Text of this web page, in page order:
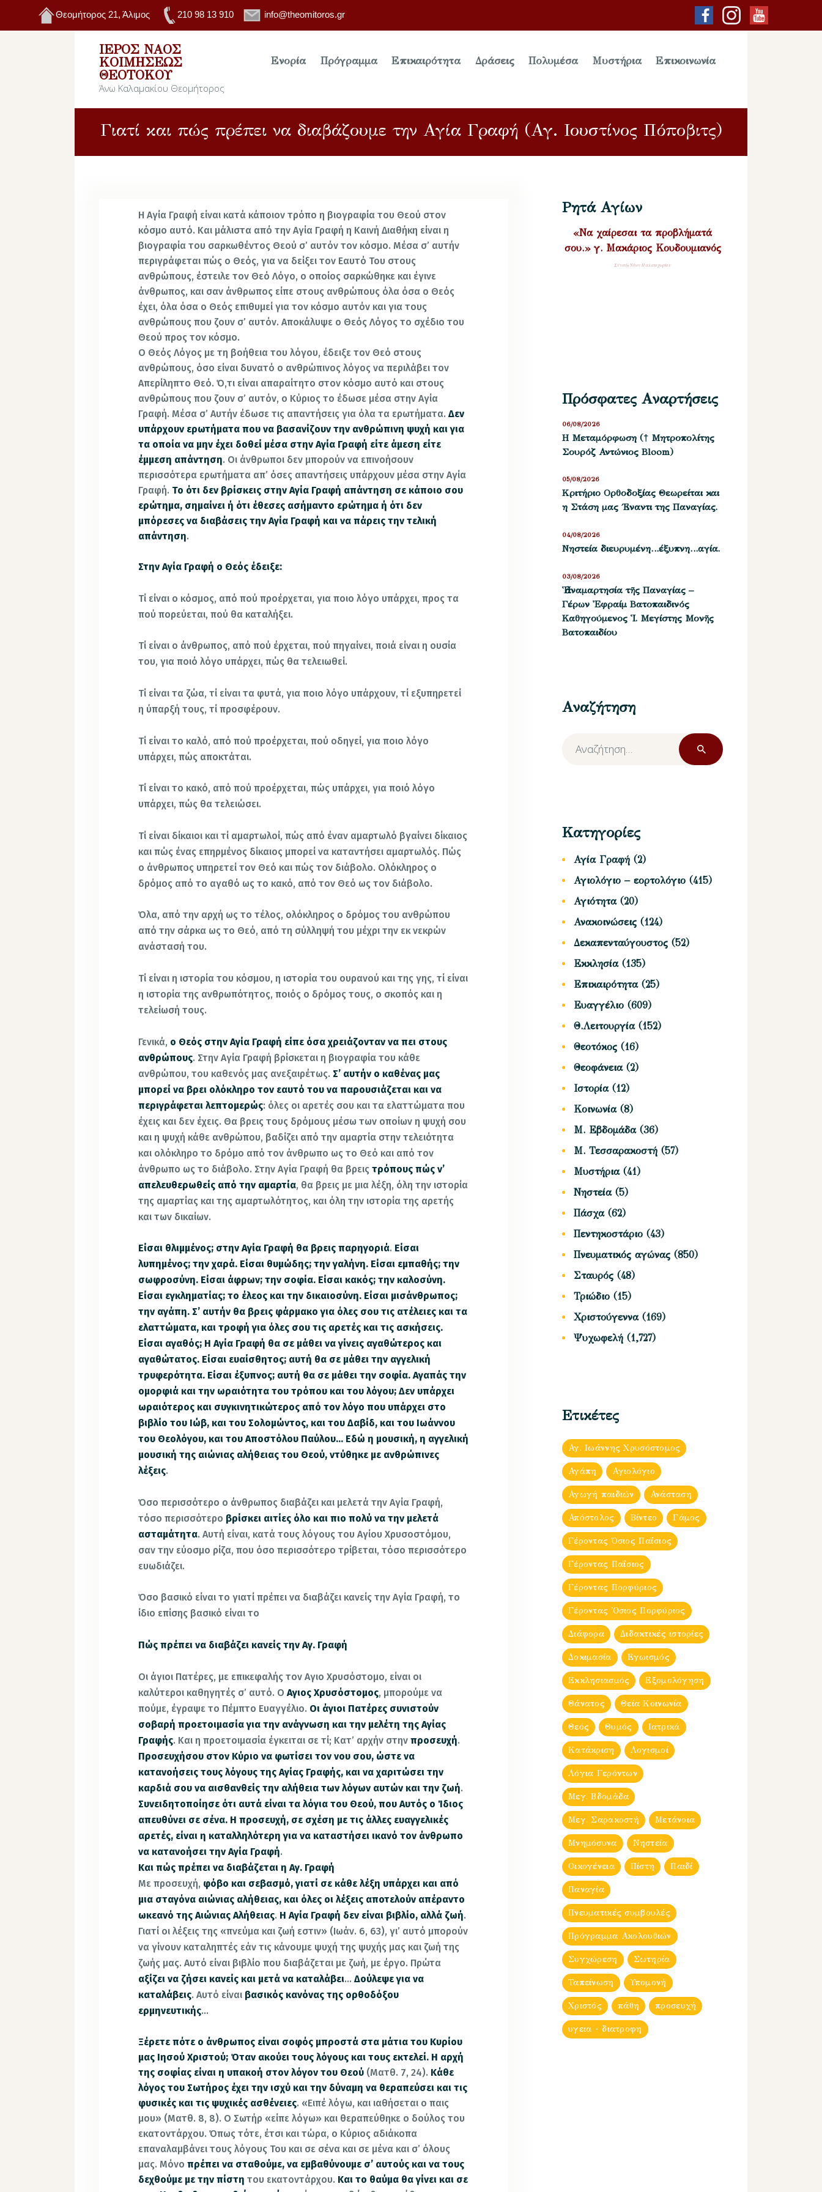
Θεομήτορος 21, Άλιμος 210 98 13 910 info@theomitoros.gr
ΙΕΡΌΣ ΝΑΌΣ
ΚΟΙΜΉΣΕΩΣ
ΘΕΟΤΌΚΟΥ
Άνω Καλαμακίου Θεομήτορος
Ενορία Πρόγραμμα Επικαιρότητα Δράσεις Πολυμέσα Μυστήρια Επικοινωνία
Γιατί και πώς πρέπει να διαβάζουμε την Αγία Γραφή (Αγ. Ιουστίνος Πόποβιτς)
Η Αγία Γραφή είναι κατά κάποιον τρόπο η βιογραφία του Θεού στον
κόσμο αυτό. Και μάλιστα από την Αγία Γραφή η Καινή Διαθήκη είναι η
βιογραφία του σαρκωθέντος Θεού σ’ αυτόν τον κόσμο. Μέσα σ’ αυτήν
περιγράφεται πώς ο Θεός, για να δείξει τον Εαυτό Του στους
ανθρώπους, έστειλε τον Θεό Λόγο, ο οποίος σαρκώθηκε και έγινε
άνθρωπος, και σαν άνθρωπος είπε στους ανθρώπους όλα όσα ο Θεός
έχει, όλα όσα ο Θεός επιθυμεί για τον κόσμο αυτόν και για τους
ανθρώπους που ζουν σ’ αυτόν. Αποκάλυψε ο Θεός Λόγος το σχέδιο του
Θεού προς τον κόσμο.
Ο Θεός Λόγος με τη βοήθεια του λόγου, έδειξε τον Θεό στους
ανθρώπους, όσο είναι δυνατό ο ανθρώπινος λόγος να περιλάβει τον
Απερίληπτο Θεό. Ό,τι είναι απαραίτητο στον κόσμο αυτό και στους
ανθρώπους που ζουν σ’ αυτόν, ο Κύριος το έδωσε μέσα στην Αγία
Γραφή. Μέσα σ’ Αυτήν έδωσε τις απαντήσεις για όλα τα ερωτήματα.Δεν
υπάρχουν ερωτήματα που να βασανίζουν την ανθρώπινη ψυχή και για
τα οποία να μην έχει δοθεί μέσα στην Αγία Γραφή είτε άμεση είτε
έμμεση απάντηση. Οι άνθρωποι δεν μπορούν να επινοήσουν
περισσότερα ερωτήματα απ’ όσες απαντήσεις υπάρχουν μέσα στην Αγία
Γραφή. Το ότι δεν βρίσκεις στην Αγία Γραφή απάντηση σε κάποιο σου
ερώτημα, σημαίνει ή ότι έθεσες ασήμαντο ερώτημα ή ότι δεν
μπόρεσες να διαβάσεις την Αγία Γραφή και να πάρεις την τελική
απάντηση.
Στην Αγία Γραφή ο Θεός έδειξε:
Τί είναι ο κόσμος, από πού προέρχεται, για ποιο λόγο υπάρχει, προς τα
πού πορεύεται, πού θα καταλήξει.
Τί είναι ο άνθρωπος, από πού έρχεται, πού πηγαίνει, ποιά είναι η ουσία
του, για ποιό λόγο υπάρχει, πώς θα τελειωθεί.
Τί είναι τα ζώα, τί είναι τα φυτά, για ποιο λόγο υπάρχουν, τί εξυπηρετεί
η ύπαρξή τους, τί προσφέρουν.
Τί είναι το καλό, από πού προέρχεται, πού οδηγεί, για ποιο λόγο
υπάρχει, πώς αποκτάται.
Τί είναι το κακό, από πού προέρχεται, πώς υπάρχει, για ποιό λόγο
υπάρχει, πώς θα τελειώσει.
Τί είναι δίκαιοι και τί αμαρτωλοί, πώς από έναν αμαρτωλό βγαίνει δίκαιος
και πώς ένας επηρμένος δίκαιος μπορεί να καταντήσει αμαρτωλός. Πώς
ο άνθρωπος υπηρετεί τον Θεό και πώς τον διάβολο. Ολόκληρος ο
δρόμος από το αγαθό ως το κακό, από τον Θεό ως τον διάβολο.
Όλα, από την αρχή ως το τέλος, ολόκληρος ο δρόμος του ανθρώπου
από την σάρκα ως το Θεό, από τη σύλληψή του μέχρι την εκ νεκρών
ανάστασή του.
Τί είναι η ιστορία του κόσμου, η ιστορία του ουρανού και της γης, τί είναι
η ιστορία της ανθρωπότητος, ποιός ο δρόμος τους, ο σκοπός και η
τελείωσή τους.
Γενικά, ο Θεός στην Αγία Γραφή είπε όσα χρειάζονταν να πει στους
ανθρώπους. Στην Αγία Γραφή βρίσκεται η βιογραφία του κάθε
ανθρώπου, του καθενός μας ανεξαιρέτως. Σ’ αυτήν ο καθένας μας
μπορεί να βρει ολόκληρο τον εαυτό του να παρουσιάζεται και να
περιγράφεται λεπτομερώς: όλες οι αρετές σου και τα ελαττώματα που
έχεις και δεν έχεις. Θα βρεις τους δρόμους μέσω των οποίων η ψυχή σου
και η ψυχή κάθε ανθρώπου, βαδίζει από την αμαρτία στην τελειότητα
και ολόκληρο το δρόμο από τον άνθρωπο ως το Θεό και από τον
άνθρωπο ως το διάβολο. Στην Αγία Γραφή θα βρειςτρόπους πώς ν’
απελευθερωθείς από την αμαρτία, θα βρεις με μια λέξη, όλη την ιστορία
της αμαρτίας και της αμαρτωλότητος, και όλη την ιστορία της αρετής
και των δικαίων.
Είσαι θλιμμένος; στην Αγία Γραφή θα βρεις παρηγοριά. Είσαι
λυπημένος; την χαρά. Είσαι θυμώδης; την γαλήνη. Είσαι εμπαθής; την
σωφροσύνη. Είσαι άφρων; την σοφία. Είσαι κακός; την καλοσύνη.
Είσαι εγκληματίας; το έλεος και την δικαιοσύνη. Είσαι μισάνθρωπος;
την αγάπη. Σ’ αυτήν θα βρεις φάρμακο για όλες σου τις ατέλειες και τα
ελαττώματα, και τροφή για όλες σου τις αρετές και τις ασκήσεις.
Είσαι αγαθός; Η Αγία Γραφή θα σε μάθει να γίνεις αγαθώτερος και
αγαθώτατος. Είσαι ευαίσθητος; αυτή θα σε μάθει την αγγελική
τρυφερότητα. Είσαι έξυπνος; αυτή θα σε μάθει την σοφία. Αγαπάς την
ομορφιά και την ωραιότητα του τρόπου και του λόγου; Δεν υπάρχει
ωραιότερος και συγκινητικώτερος από τον λόγο που υπάρχει στο
βιβλίο του Ιώβ, και του Σολομώντος, και του Δαβίδ, και του Ιωάννου
του Θεολόγου, και του Αποστόλου Παύλου… Εδώ η μουσική, η αγγελική
μουσική της αιώνιας αλήθειας του Θεού, ντύθηκε με ανθρώπινες
λέξεις.
Όσο περισσότερο ο άνθρωπος διαβάζει και μελετά την Αγία Γραφή,
τόσο περισσότερο βρίσκει αιτίες όλο και πιο πολύ να την μελετά
ασταμάτητα. Αυτή είναι, κατά τους λόγους του Αγίου Χρυσοστόμου,
σαν την εύοσμο ρίζα, που όσο περισσότερο τρίβεται, τόσο περισσότερο
ευωδιάζει.
Όσο βασικό είναι το γιατί πρέπει να διαβάζει κανείς την Αγία Γραφή, το
ίδιο επίσης βασικό είναι το
Πώς πρέπει να διαβάζει κανείς την Αγ. Γραφή
Οι άγιοι Πατέρες, με επικεφαλής τον Αγιο Χρυσόστομο, είναι οι
καλύτεροι καθηγητές σ’ αυτό. ΟΑγιος Χρυσόστομος, μπορούμε να
πούμε, έγραψε το Πέμπτο Ευαγγέλιο. Οι άγιοι Πατέρες συνιστούν
σοβαρή προετοιμασία για την ανάγνωση και την μελέτη της Αγίας
Γραφής. Και η προετοιμασία έγκειται σε τί; Κατ’ αρχήν στηνπροσευχή.
Προσευχήσου στον Κύριο να φωτίσει τον νου σου, ώστε να
κατανοήσεις τους λόγους της Αγίας Γραφής, και να χαριτώσει την
καρδιά σου να αισθανθείς την αλήθεια των λόγων αυτών και την ζωή.
Συνειδητοποίησε ότι αυτά είναι τα λόγια του Θεού, που Αυτός ο Ίδιος
απευθύνει σε σένα. Η προσευχή, σε σχέση με τις άλλες ευαγγελικές
αρετές, είναι η καταλληλότερη για να καταστήσει ικανό τον άνθρωπο
να κατανοήσει την Αγία Γραφή.
Και πώς πρέπει να διαβάζεται η Αγ. Γραφή
Με προσευχή, φόβο και σεβασμό, γιατί σε κάθε λέξη υπάρχει και από
μια σταγόνα αιώνιας αλήθειας, και όλες οι λέξεις αποτελούν απέραντο
ωκεανό της Αιώνιας Αλήθειας. Η Αγία Γραφή δεν είναι βιβλίο, αλλά ζωή.
Γιατί οι λέξεις της «πνεύμα και ζωή εστιν» (Ιωάν. 6, 63), γι’ αυτό μπορούν
να γίνουν καταληπτές εάν τις κάνουμε ψυχή της ψυχής μας και ζωή της
ζωής μας. Αυτό είναι βιβλίο που διαβάζεται με ζωή, με έργο. Πρώτα
αξίζει να ζήσει κανείς και μετά να καταλάβει…Δούλεψε για να
καταλάβεις. Αυτό είναι βασικός κανόνας της ορθοδόξου
ερμηνευτικής…
Ξέρετε πότε ο άνθρωπος είναι σοφός μπροστά στα μάτια του Κυρίου
μας Ιησού Χριστού; Όταν ακούει τους λόγους και τους εκτελεί. Η αρχή
της σοφίας είναι η υπακοή στον λόγον του Θεού (Ματθ. 7, 24). Κάθε
λόγος του Σωτήρος έχει την ισχύ και την δύναμη να θεραπεύσει και τις
φυσικές και τις ψυχικές ασθένειες. «Ειπέ λόγω, και ιαθήσεται ο παις
μου» (Ματθ. 8, 8). Ο Σωτήρ «είπε λόγω» και θεραπεύθηκε ο δούλος του
εκατοντάρχου. Όπως τότε, έτσι και τώρα, ο Κύριος αδιάκοπα
επαναλαμβάνει τους λόγους Του και σε σένα και σε μένα και σ’ όλους
μας. Μόνοπρέπει να σταθούμε, να εμβαθύνουμε σ’ αυτούς και να τους
δεχθούμε με την πίστη του εκατοντάρχου. Και το θαύμα θα γίνει και σε
Ρητά Αγίων
«Να χαίρεσαι τα προβλήματά
σου.» γ. Μακάριος Κουδουμιανός
Σύναξη Νέων Παλαιοχωρίου
Πρόσφατες Αναρτήσεις
Η Μεταμόρφωση († Μητροπολίτης
Σουρόζ Αντώνιος Bloom)
06/08/2026
Kριτήριο Oρθοδοξίας Θεωρείται και
η Στάση μας ΄Εναντι της Παναγίας.
05/08/2026
Νηστεία διευρυμένη…έξυπνη…αγία.
04/08/2026
Ἡ ἀναμαρτησία τῆς Παναγίας –
Γέρων Ἐφραίμ Βατοπαιδινός
Καθηγούμενος Ἱ. Μεγίστης Μονῆς
Βατοπαιδίου
03/08/2026
Αναζήτηση
Αναζήτηση
για:
Κατηγορίες
Αγία Γραφή (2)
Αγιολόγιο – εορτολόγιο (415)
Αγιότητα(20)
Ανακοινώσεις (124)
Δεκαπενταύγουστος (52)
Εκκλησία(135)
Επικαιρότητα(25)
Ευαγγέλιο (609)
Θ.Λειτουργία(152)
Θεοτόκος (16)
Θεοφάνεια(2)
Ιστορία(12)
Κοινωνία(8)
Μ. Εβδομάδα(36)
Μ. Τεσσαρακοστή (57)
Μυστήρια(41)
Νηστεία(5)
Πάσχα(62)
Πεντηκοστάριο (43)
Πνευματικός αγώνας (850)
Σταυρός (48)
Τριώδιο (15)
Χριστούγεννα(169)
Ψυχωφελή (1,727)
Ετικέτες
Αγ. Ιωάννης Χρυσόστομος
Αγάπη Αγιολόγιο
Αγωγή παιδιών Ανάσταση
Απόστολος Βίντεο Γάμος
Γέροντας Όσιος Παΐσιος
Γέροντας Παΐσιος
Γέροντας Πορφύριος
Γέροντας Ὀσιος Πορφύριος
Διάφορα Διδακτικές ιστορίες
Δοκιμασία Εγωισμός
Εκκλησιασμός Εξομολόγηση
Θάνατος Θεία Κοινωνία
Θεός Θυμός Ιατρικά
Κατάκριση Λογισμοί
Λόγια Γερόντων
Μεγ. Βδομἀδα
Μεγ. Σαρακοστή Μετάνοια
Μνημόσυνα Νηστεία
Οικογένεια Πίστη Παιδί
Παναγία
Πνευματικές συμβουλές
Πρόγραμμα Ακολουθιών
Συγχώρεση Σωτηρία
Ταπείνωση Υπομονή
Χριστός πάθη προσευχή
υγεια - διατροφη